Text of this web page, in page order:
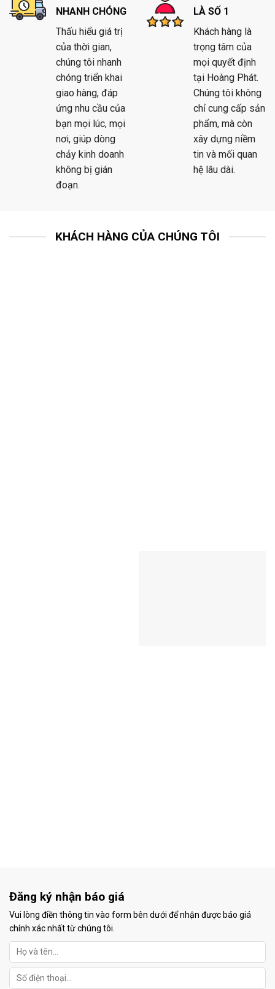
NHANH CHÓNG
Thấu hiểu giá trị
của thời gian,
chúng tôi nhanh
chóng triển khai
giao hàng, đáp
ứng nhu cầu của
bạn mọi lúc, mọi
nơi, giúp dòng
chảy kinh doanh
không bị gián
đoạn.
LÀ SỐ 1
Khách hàng là
trọng tâm của
mọi quyết định
tại Hoàng Phát.
Chúng tôi không
chỉ cung cấp sản
phẩm, mà còn
xây dựng niềm
tin và mối quan
hệ lâu dài.
KHÁCH HÀNG CỦA CHÚNG TÔI
Đăng ký nhận báo giá
Vui lòng điền thông tin vào form bên dưới để nhận được báo giá
chính xác nhất từ chúng tôi.